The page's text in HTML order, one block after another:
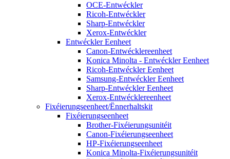
OCE-Entwéckler
Ricoh-Entwéckler
Sharp-Entwéckler
Xerox-Entwéckler
Entwéckler Eenheet
Canon-Entwécklereenheet
Konica Minolta - Entwéckler Eenheet
Ricoh-Entwéckler Eenheet
Samsung-Entwéckler Eenheet
Sharp-Entwéckler Eenheet
Xerox-Entwécklereenheet
Fixéierungseenheet/Ënnerhaltskit
Fixéierungseenheet
Brother-Fixéierungsunitéit
Canon-Fixéierungseenheet
HP-Fixéierungseenheet
Konica Minolta-Fixéierungsunitéit